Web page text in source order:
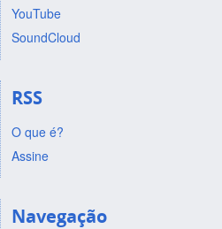
YouTube
SoundCloud
RSS
O que é?
Assine
Navegação